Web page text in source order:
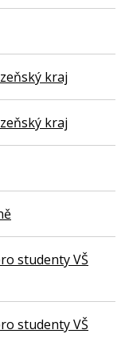
kraj
kraj
studenty VŠ
studenty VŠ